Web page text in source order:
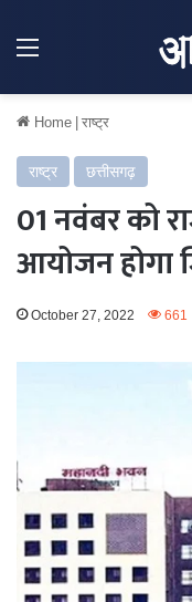
Menu
Home राष्ट्र
राष्ट्र छत्तीसगढ़
01 नवंबर को
आयोजन होगा
October 27, 2022 661